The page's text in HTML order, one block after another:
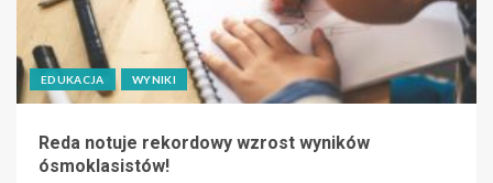
EDUKACJA WYNIKI
Reda notuje rekordowy wzrost wyników
ósmoklasistów!